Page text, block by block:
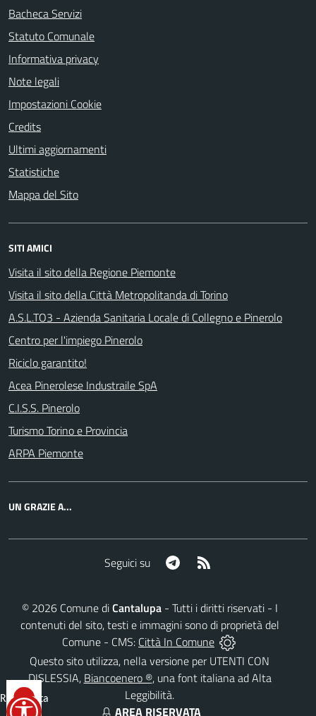
Bacheca Servizi
Statuto Comunale
Informativa privacy
Note legali
Impostazioni Cookie
Credits
Ultimi aggiornamenti
Statistiche
Mappa del Sito
SITI AMICI
Visita il sito della Regione Piemonte
Visita il sito della Città Metropolitanda di Torino
A.S.L.TO3 - Azienda Sanitaria Locale di Collegno e Pinerolo
Centro per l'impiego Pinerolo
Riciclo garantito!
Acea Pinerolese Industraile SpA
C.I.S.S. Pinerolo
Turismo Torino e Provincia
ARPA Piemonte
UN GRAZIE A...
Seguici su Telegram
© 2026Comune diCantalupa- Tutti i diritti riservati - I
contenuti del sito, testi e immagini sono di proprietà del
Comune - CMS: Città In Comune
Questo sito utilizza, nella versione per UTENTI CON
DISLESSIA, Biancoenero ®, una font italiana ad Alta
Leggibilità.
AREA RISERVATA
Reimposta
tutto